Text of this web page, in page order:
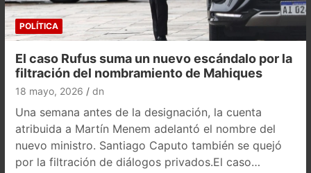
POLÍTICA
El caso Rufus suma un nuevo escándalo por la
filtración del nombramiento de Mahiques
18 mayo, 2026 dn
Una semana antes de la designación, la cuenta
atribuida a Martín Menem adelantó el nombre del
nuevo ministro. Santiago Caputo también se quejó
por la filtración de diálogos privados.El caso…